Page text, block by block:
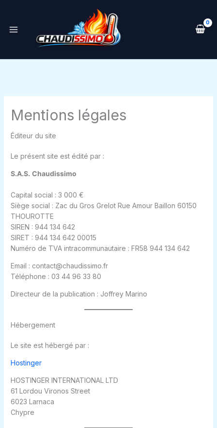
contenu
Mentions légales
Éditeur du site
Le présent site est édité par :
S.A.S. Chaudissimo
Capital social : 3 000 €
Siège social : Zac du Gros Grelot Rue Amour Baillon 60150
THOUROTTE
SIREN : 944 134 642
SIRET : 944 134 642 00015
Numéro de TVA intracommunautaire : FR58 944 134 642
Email : contact@chaudissimo.fr
Téléphone : 03 44 96 33 80
Directeur de la publication : Joffrey Marino
Hébergement
Le site est hébergé par :
Hostinger
HOSTINGER INTERNATIONAL LTD
61 Lordou Vironos Street
6023 Larnaca
Chypre